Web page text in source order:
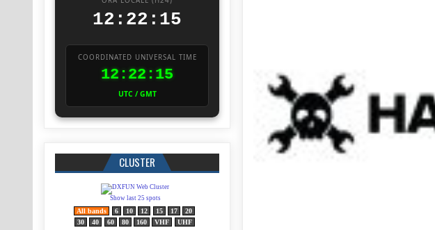
12:22:17
COORDINATED UNIVERSAL TIME
12:22:17
UTC / GMT
CLUSTER